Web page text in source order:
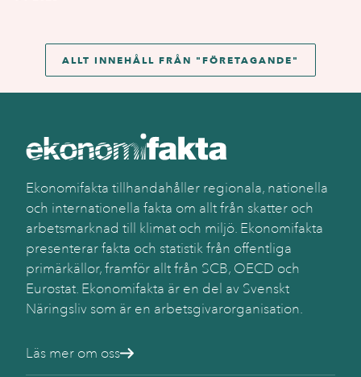
ALLT INNEHÅLL FRÅN " FÖRETAGANDE "
Ekonomifakta tillhandahåller regionala, nationella
och internationella fakta om allt från skatter och
arbetsmarknad till klimat och miljö. Ekonomifakta
presenterar fakta och statistik från offentliga
primärkällor, framför allt från SCB, OECD och
Eurostat. Ekonomifakta är en del av Svenskt
Näringsliv som är en arbetsgivarorganisation.
Läs mer om oss